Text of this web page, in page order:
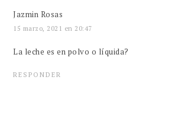
Jazmin Rosas
15 marzo, 2021 en 20:47
La leche es en polvo o líquida?
RESPONDER